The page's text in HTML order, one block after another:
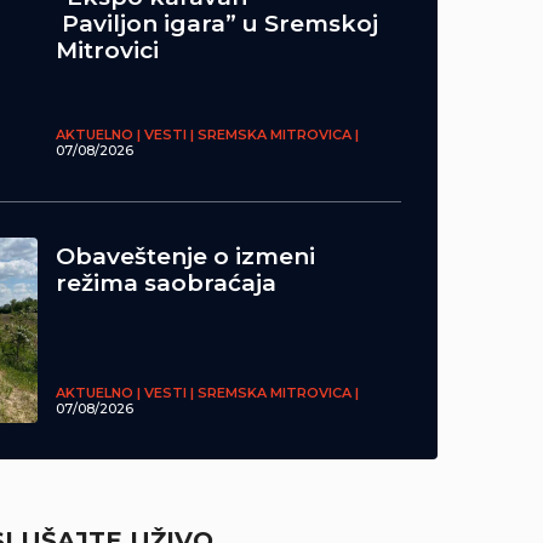
Paviljon igara” u Sremskoj
Mitrovici
AKTUELNO | VESTI | SREMSKA MITROVICA |
07/08/2026
Obaveštenje o izmeni
režima saobraćaja
AKTUELNO | VESTI | SREMSKA MITROVICA |
07/08/2026